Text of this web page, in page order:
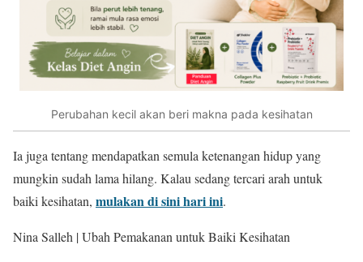
Perubahan kecil akan beri makna pada kesihatan
Ia juga tentang mendapatkan semula ketenangan hidup yang
mungkin sudah lama hilang. Kalau sedang tercari arah untuk
baiki kesihatan, mulakan di sini hari ini.
Nina Salleh | Ubah Pemakanan untuk Baiki Kesihatan